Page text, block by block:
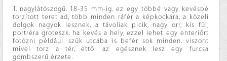
1. nagylátószögű. 18-35 mm-ig. ez egy többé vagy kevésbé
torzított teret ad, több minden ráfér a képkockára, a közeli
dolgok nagyok lesznek, a távoliak picik, nagy orr, kis fül,
portréra groteszk. ha kevés a hely, ezzel lehet egy enteriőrt
fotózni például. szűk utcába is befér sok minden. viszont
mivel torz a tér, ettől az egésznek lesz egy furcsa
gömbszerű érzete.